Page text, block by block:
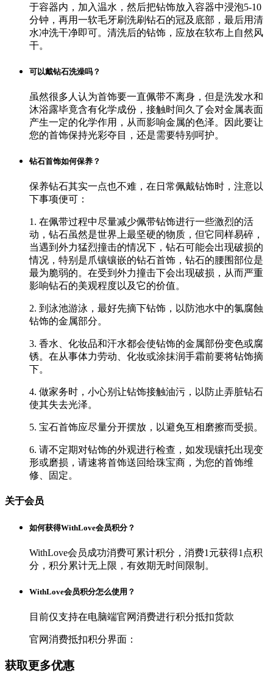
于容器内，加入温水，然后把钻饰放入容器中浸泡5-10
分钟，再用一软毛牙刷洗刷钻石的冠及底部，最后用清
水冲洗干净即可。清洗后的钻饰，应放在软布上自然风
干。
可以戴钻石洗澡吗？
虽然很多人认为首饰要一直佩带不离身，但是洗发水和
沐浴露毕竟含有化学成份，接触时间久了会对金属表面
产生一定的化学作用，从而影响金属的色泽。因此要让
您的首饰保持光彩夺目，还是需要特别呵护。
钻石首饰如何保养？
保养钻石其实一点也不难，在日常佩戴钻饰时，注意以
下事项便可：
1. 在佩带过程中尽量减少佩带钻饰进行一些激烈的活
动，钻石虽然是世界上最坚硬的物质，但它同样易碎，
当遇到外力猛烈撞击的情况下，钻石可能会出现破损的
情况，特别是爪镶镶嵌的钻石首饰，钻石的腰围部位是
最为脆弱的。在受到外力撞击下会出现破损，从而严重
影响钻石的美观程度以及它的价值。
2. 到泳池游泳，最好先摘下钻饰，以防池水中的氯腐蝕
钻饰的金属部分。
3. 香水、化妆品和汗水都会使钻饰的金属部份变色或腐
锈。在从事体力劳动、化妆或涂抹润手霜前要将钻饰摘
下。
4. 做家务时，小心别让钻饰接触油污，以防止弄脏钻石
使其失去光泽。
5. 宝石首饰应尽量分开摆放，以避免互相磨擦而受损。
6. 请不定期对钻饰的外观进行检查，如发现镶托出现变
形或磨损，请速将首饰送回给珠宝商，为您的首饰维
修、固定。
关于会员
如何获得WithLove会员积分？
WithLove会员成功消费可累计积分，消费1元获得1点积
分，积分累计无上限，有效期无时间限制。
WithLove会员积分怎么使用？
目前仅支持在电脑端官网消费进行积分抵扣货款
官网消费抵扣积分界面：
获取更多优惠